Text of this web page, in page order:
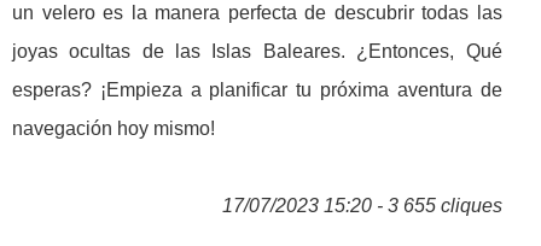
un velero es la manera perfecta de descubrir todas las
joyas ocultas de las Islas Baleares. ¿Entonces, Qué
esperas? ¡Empieza a planificar tu próxima aventura de
navegación hoy mismo!
17/07/2023 15:20 - 3 655 cliques